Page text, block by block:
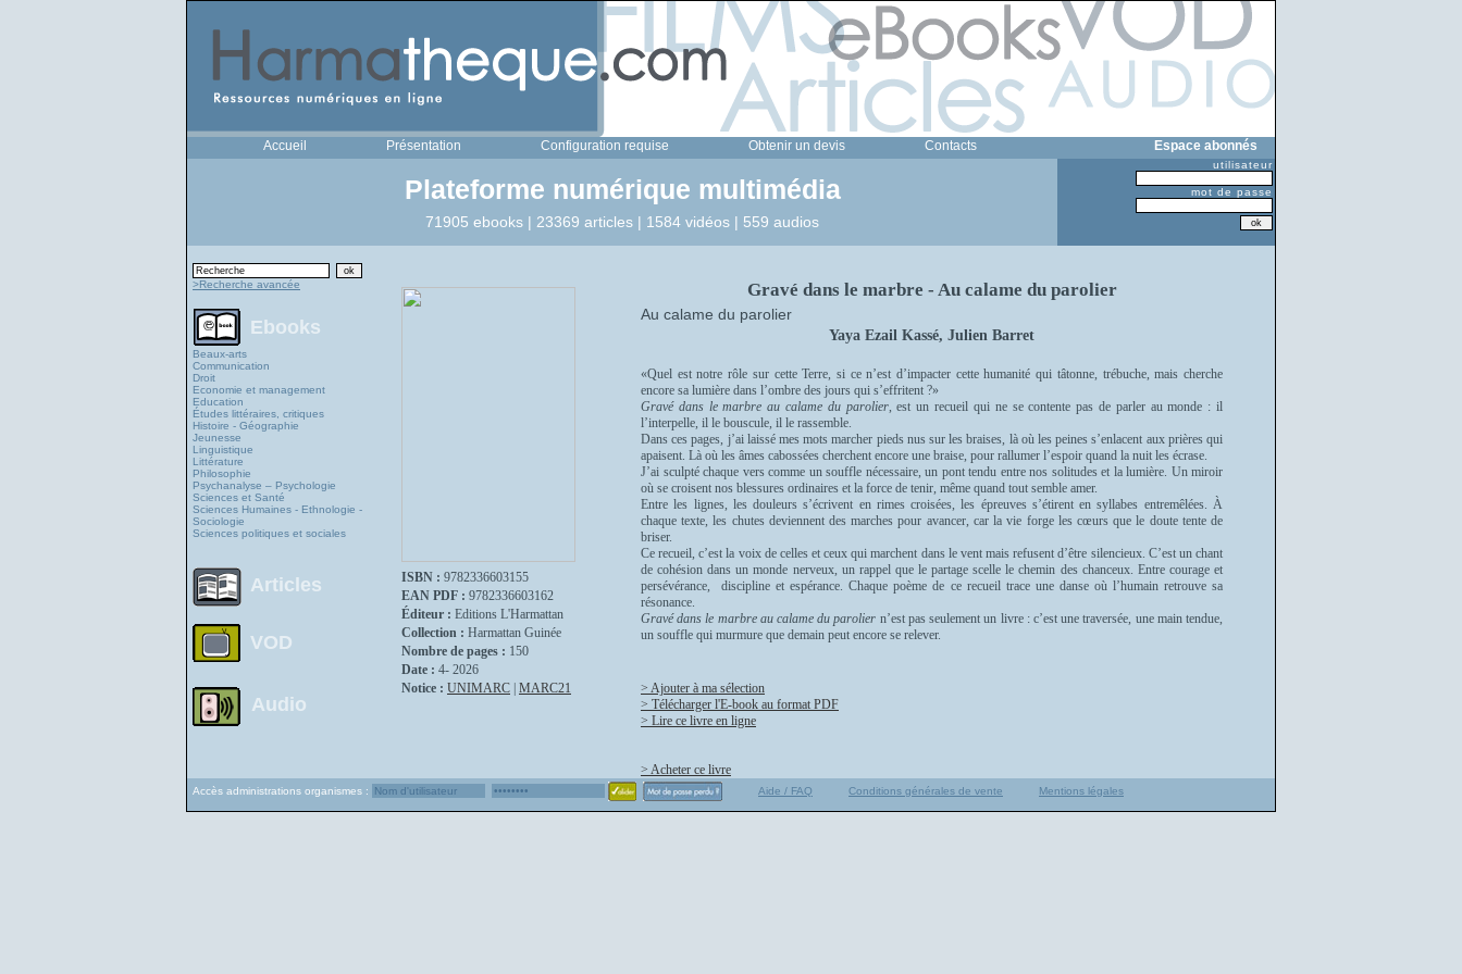
Accueil Présentation Configuration requise Obtenir un devis Contacts Espace abonnés
Plateforme numérique multimédia
71905 ebooks | 23369 articles | 1584 vidéos | 559 audios
utilisateur
mot de passe
>Recherche avancée
Ebooks
Beaux-arts
Communication
Droit
Economie et management
Education
Études littéraires, critiques
Histoire - Géographie
Jeunesse
Linguistique
Littérature
Philosophie
Psychanalyse – Psychologie
Sciences et Santé
Sciences Humaines - Ethnologie -
Sociologie
Sciences politiques et sociales
Articles
VOD
Audio
ISBN : 9782336603155
EAN PDF : 9782336603162
Éditeur : Editions L'Harmattan
Collection : Harmattan Guinée
Nombre de pages : 150
Date : 4- 2026
Notice : UNIMARC MARC21
Gravé dans le marbre - Au calame du parolier
Au calame du parolier
Yaya Ezail Kassé, Julien Barret
«Quel est notre rôle sur cette Terre, si ce n’est d’impacter cette humanité qui tâtonne, trébuche, mais cherche
encore sa lumière dans l’ombre des jours qui s’effritent ?»
Gravé dans le marbre au calame du parolier, est un recueil qui ne se contente pas de parler au monde : il
l’interpelle, il le bouscule, il le rassemble.
Dans ces pages, j’ai laissé mes mots marcher pieds nus sur les braises, là où les peines s’enlacent aux prières qui
apaisent. Là où les âmes cabossées cherchent encore une braise, pour rallumer l’espoir quand la nuit les écrase.
J’ai sculpté chaque vers comme un souffle nécessaire, un pont tendu entre nos solitudes et la lumière. Un miroir
où se croisent nos blessures ordinaires et la force de tenir, même quand tout semble amer.
Entre les lignes, les douleurs s’écrivent en rimes croisées, les épreuves s’étirent en syllabes entremêlées. À
chaque texte, les chutes deviennent des marches pour avancer, car la vie forge les cœurs que le doute tente de
briser.
Ce recueil, c’est la voix de celles et ceux qui marchent dans le vent mais refusent d’être silencieux. C’est un chant
de cohésion dans un monde nerveux, un rappel que le partage scelle le chemin des chanceux. Entre courage et
persévérance, discipline et espérance. Chaque poème de ce recueil trace une danse où l’humain retrouve sa
résonance.
Gravé dans le marbre au calame du parolier n’est pas seulement un livre : c’est une traversée, une main tendue,
un souffle qui murmure que demain peut encore se relever.
> Ajouter à ma sélection
> Télécharger l'E-book au format PDF
> Lire ce livre en ligne
> Acheter ce livre
Accès administrations organismes : Aide / FAQ Conditions générales de vente Mentions légales